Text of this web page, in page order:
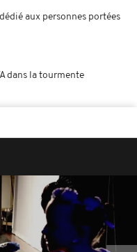
aux personnes portées
dans la tourmente